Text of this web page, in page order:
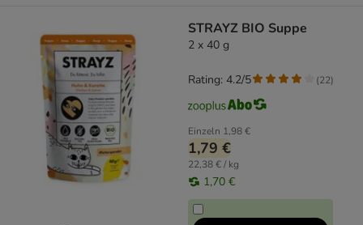
STRAYZ BIO Suppe
2 x 40 g
Einzeln 1,98 €
1,79 €
22,38 € / kg
1,70 €
Rating: 4.2/5 (22)